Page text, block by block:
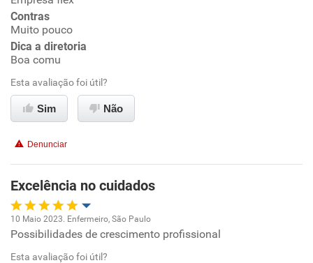
Conciliação com a vida familiar
Benefícios
Recomenda esta empresa
Recomenda a diretoria
Contras
Muito pouco
Dica a diretoria
Boa comu
Esta avaliação foi útil?
Sim Não
Denunciar
Excelência no cuidados
Oportunidade de promoção
10 Maio 2023. Enfermeiro, São Paulo
Possibilidades de crescimento profissional
Esta avaliação foi útil?